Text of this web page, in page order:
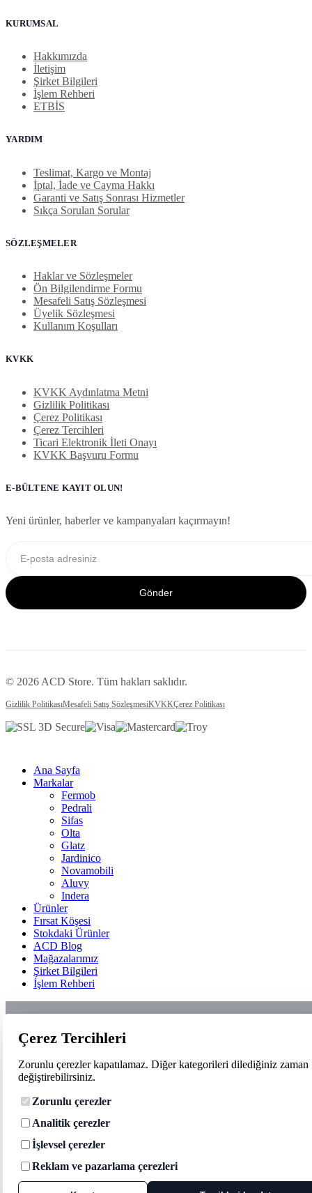
KURUMSAL
Hakkımızda
İletişim
Şirket Bilgileri
İşlem Rehberi
ETBİS
YARDIM
Teslimat, Kargo ve Montaj
İptal, İade ve Cayma Hakkı
Garanti ve Satış Sonrası Hizmetler
Sıkça Sorulan Sorular
SÖZLEŞMELER
Haklar ve Sözleşmeler
Ön Bilgilendirme Formu
Mesafeli Satış Sözleşmesi
Üyelik Sözleşmesi
Kullanım Koşulları
KVKK
KVKK Aydınlatma Metni
Gizlilik Politikası
Çerez Politikası
Çerez Tercihleri
Ticari Elektronik İleti Onayı
KVKK Başvuru Formu
E-BÜLTENE KAYIT OLUN!
Yeni ürünler, haberler ve kampanyaları kaçırmayın!
Gönder
© 2026 ACD Store. Tüm hakları saklıdır.
Gizlilik PolitikasıMesafeli Satış SözleşmesiKVKKÇerez Politikası
Ana Sayfa
Markalar
Fermob
Pedrali
Sifas
Olta
Glatz
Jardinico
Novamobili
Aluvy
Indera
Ürünler
Fırsat Köşesi
Stokdaki Ürünler
ACD Blog
Mağazalarımız
Şirket Bilgileri
İşlem Rehberi
Çerez Tercihleri
Zorunlu çerezler kapatılamaz. Diğer kategorileri dilediğiniz zaman
değiştirebilirsiniz.
Zorunlu çerezler
Analitik çerezler
İşlevsel çerezler
Reklam ve pazarlama çerezleri